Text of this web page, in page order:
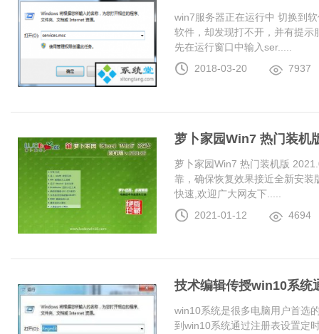
win7服务器正在运行中 切换到
软件，却发现打不开，并有提
先在运行窗口中输入ser.....
2018-03-20
7937
萝卜家园Win7 热门装机
萝卜家园Win7 热门装机版
靠，确保恢复效果接近全新安
快速,欢迎广大网友下.....
2021-01-12
4694
技术编辑传授win10系统
win10系统是很多电脑用户首选
到win10系统通过注册表设置定